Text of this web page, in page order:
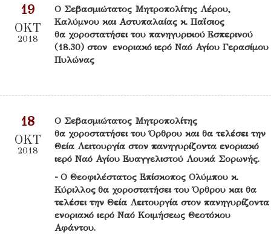
19
ΟΚΤ
2018
Ο Σεβασμιώτατος Μητροπολίτης Λέρου,
Καλύμνου και Αστυπαλαίας κ. Παΐσιος
θα χοροστατήσει του πανηγυρικού Εσπερινού
(18.30) στον ενοριακό ιερό Ναό Αγίου Γερασίμου
Πυλώνας
18
ΟΚΤ
2018
Ο Σεβασμιώτατος Μητροπολίτης
θα χοροστατήσει του Όρθρου και θα τελέσει την
Θεία Λειτουργία στον πανηγυρίζοντα ενοριακό
ιερό Ναό Αγίου Ευαγγελιστού Λουκά Σορωνής.
- Ο Θεοφιλέστατος Επίσκοπος Ολύμπου κ.
Κύριλλος θα χοροστατήσει του Όρθρου και θα
τελέσει την Θεία Λειτουργία στον πανηγυρίζοντα
ενοριακό ιερό Ναό Κοιμήσεως Θεοτόκου
Αφάντου.